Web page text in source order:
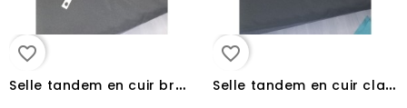
favorite_border
S
elle tandem en cuir brun foncé pour enfant
favorite_border
S
elle tandem en cuir clair pour enfant